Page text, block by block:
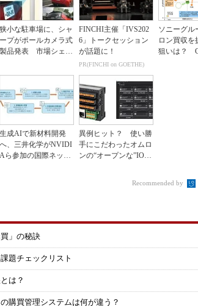
狭小な駐車場に、シャ
ープがポールカメラ式
製品発表 市場シェア
FINCHI主催「IVS202
6」トークセッション
が話題に！
PR(FINCHI on GOETHE)
ソニーグル
ロン買収を
狙いは？
生成AIで新材料開発
へ、三井化学がNVIDI
Aら参加の国際ネット
異例ヒット？ 使い勝
手にこだわったオムロ
ンの“オープンな”IO-L
Recommended by
」の秘訣
題チェックリスト
は？
購買管理システムは何が違う？